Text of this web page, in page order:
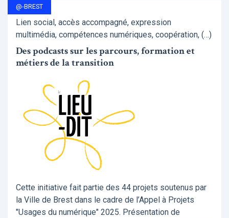
@-BREST
Lien social, accès accompagné, expression
multimédia, compétences numériques, coopération, (…)
Des podcasts sur les parcours, formation et
métiers de la transition
Cette initiative fait partie des 44 projets soutenus par
la Ville de Brest dans le cadre de l’Appel à Projets
"Usages du numérique" 2025. Présentation de